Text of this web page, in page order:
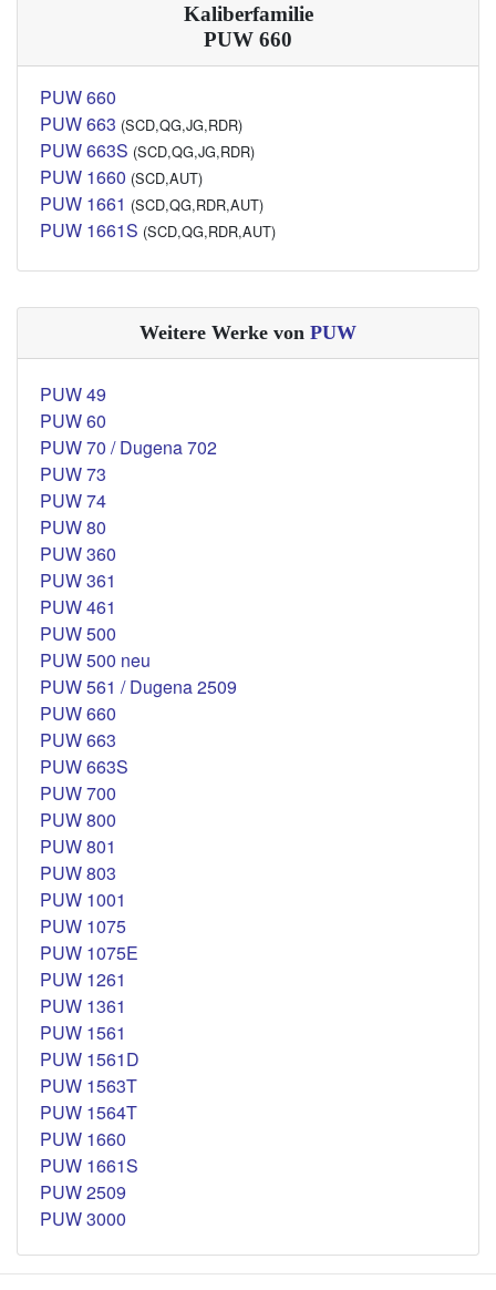
Kaliberfamilie
PUW 660
PUW 660
PUW 663 (SCD,QG,JG,RDR)
PUW 663S (SCD,QG,JG,RDR)
PUW 1660 (SCD,AUT)
PUW 1661 (SCD,QG,RDR,AUT)
PUW 1661S (SCD,QG,RDR,AUT)
Weitere Werke von PUW
PUW 49
PUW 60
PUW 70 / Dugena 702
PUW 73
PUW 74
PUW 80
PUW 360
PUW 361
PUW 461
PUW 500
PUW 500 neu
PUW 561 / Dugena 2509
PUW 660
PUW 663
PUW 663S
PUW 700
PUW 800
PUW 801
PUW 803
PUW 1001
PUW 1075
PUW 1075E
PUW 1261
PUW 1361
PUW 1561
PUW 1561D
PUW 1563T
PUW 1564T
PUW 1660
PUW 1661S
PUW 2509
PUW 3000